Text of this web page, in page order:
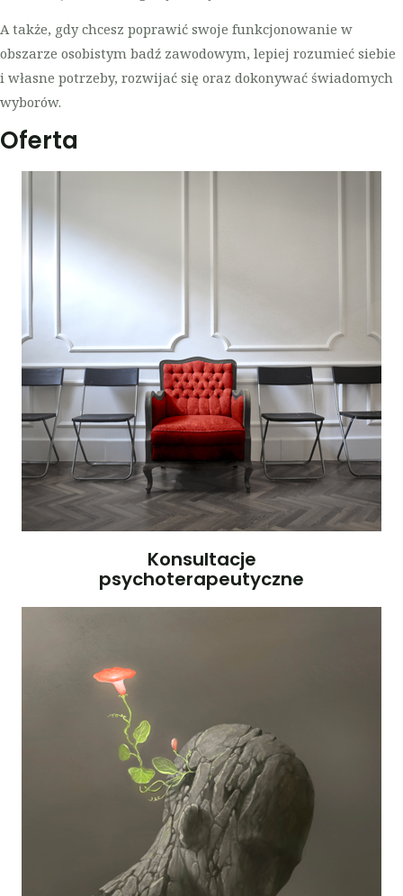
A także, gdy chcesz poprawić swoje funkcjonowanie w
obszarze osobistym badź zawodowym, lepiej rozumieć siebie
i własne potrzeby, rozwijać się oraz dokonywać świadomych
wyborów.
Oferta
Konsultacje
psychoterapeutyczne